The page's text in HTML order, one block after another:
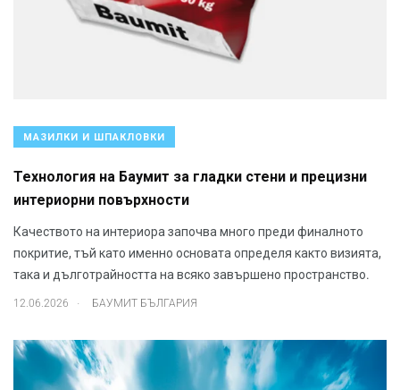
МАЗИЛКИ И ШПАКЛОВКИ
Технология на Баумит за гладки стени и прецизни
интериорни повърхности
Качеството на интериора започва много преди финалното
покритие, тъй като именно основата определя както визията,
така и дълготрайността на всяко завършено пространство.
12.06.2026 . БАУМИТ БЪЛГАРИЯ